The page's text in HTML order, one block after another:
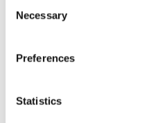
Selection
Necessary
Preferences
Statistics